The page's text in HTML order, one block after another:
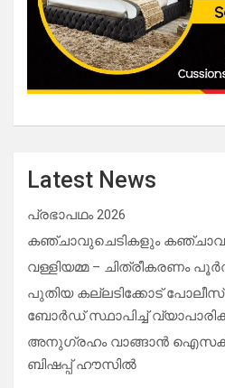
Latest News
പ്രഭാപഥം 2026
കഞ്ചാവുചെടികളും കഞ്ചാവും
വള്ളിയമ്മ – ചിത്രീകരണം
പുതിയ കല്ലടിക്കോട് പോലീസ്
ബോർഡ് സ്ഥാപിച്ച്
അനുഗ്രഹം വാങ്ങാൻ ഐസക്
ബിഷപ്പ് ഹൗസില്‍